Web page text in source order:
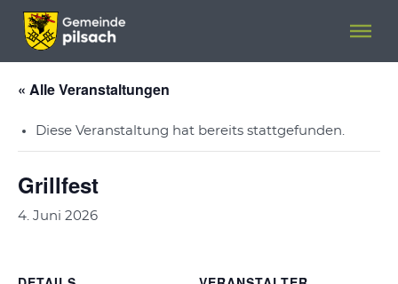
Menü überspringen
Menü überspringen
« Alle Veranstaltungen
Diese Veranstaltung hat bereits stattgefunden.
Grillfest
4. Juni 2026